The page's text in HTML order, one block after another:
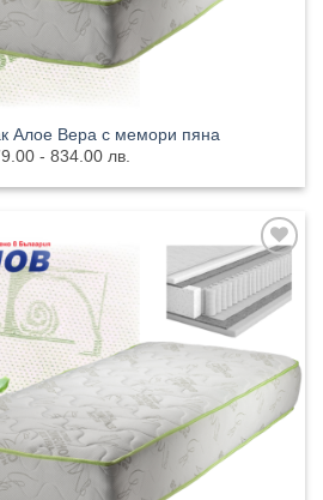
Алое Вера с мемори пяна
- 834.00 лв.
Добавяне
към
списъка с
харесани
продукти